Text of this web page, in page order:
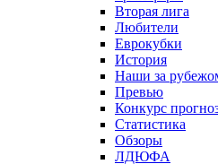
Вторая лига
Любители
Еврокубки
История
Наши за
Превью
Конкурс
Статистика
Обзоры
ЛДЮФА